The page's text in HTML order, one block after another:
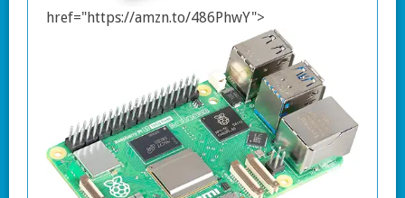
href="https://amzn.to/486PhwY">